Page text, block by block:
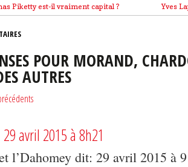
Yves
Piketty est-il vraiment capital ?
POUR MORAND,
AUTRES
29 avril 2015 à 8h21
l’Dahomey dit: 29 avril 2015 à